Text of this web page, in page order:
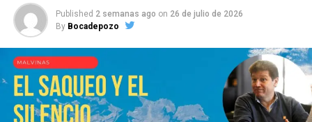
Published 2 semanas ago on 26 de julio de 2026
By Bocadepozo